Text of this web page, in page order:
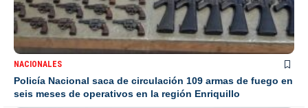
NACIONALES
Policía Nacional saca de circulación 109 armas de fuego en
seis meses de operativos en la región Enriquillo